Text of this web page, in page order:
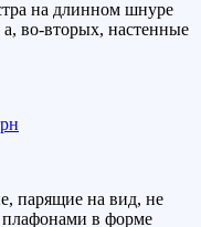
на длинном шнуре
во-вторых, настенные
парящие на вид, не
в форме